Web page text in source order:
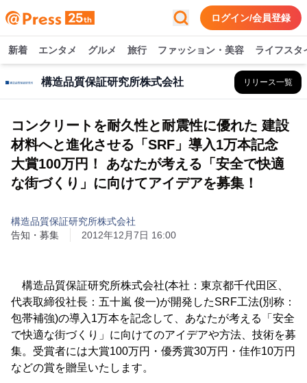
ログイン/会員登録
新着 エンタメ グルメ 旅行 ファッション・美容 ライフスタ
構造品質保証研究所株式会社 リリース一覧
コンクリートを耐久性と耐震性に優れた 建設
材料へと進化させる「SRF」導入1万本記念
大賞100万円！ あなたが考える「安全で快適
な街づくり」に向けてアイデアを募集！
構造品質保証研究所株式会社
告知・募集
2012年12月7日 16:00
構造品質保証研究所株式会社(本社：東京都千代田区、
代表取締役社長：五十嵐 俊一)が開発したSRF工法(別称：
包帯補強)の導入1万本を記念して、あなたが考える「安全
で快適な街づくり」に向けてのアイデアや方法、技術を募
集。受賞者には大賞100万円・優秀賞30万円・佳作10万円
などの賞を贈呈いたします。